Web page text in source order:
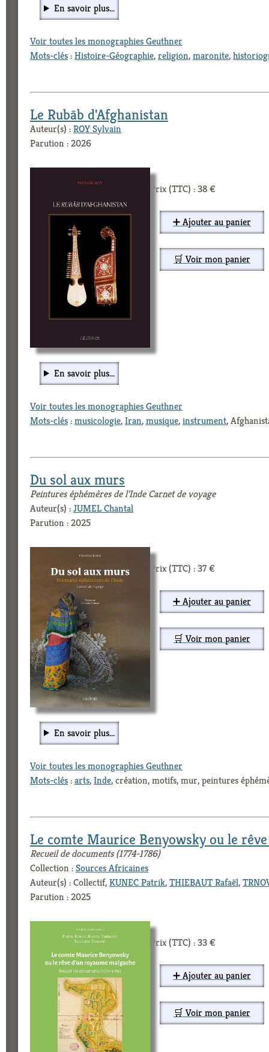
En savoir plus...
Voir toutes les monographies Geuthner
Mots-clés:Histoire-Géographie,religion,maronite,
Le Rubāb d'Afghanistan
Auteur(s) :ROY Sylvain
Parution : 2026
Prix (TTC) : 38 €
➕ Ajouter au panier
🛒 Voir mon panier
En savoir plus...
Voir toutes les monographies Geuthner
Mots-clés:musicologie,Iran,musique,instrument,
Du sol aux murs
Peintures éphémères de l’Inde Carnet de voyage
Auteur(s) :JUMEL Chantal
Parution : 2025
Prix (TTC) : 37 €
➕ Ajouter au panier
🛒 Voir mon panier
En savoir plus...
Voir toutes les monographies Geuthner
Mots-clés:arts,Inde, création, motifs, mur, peintures
Le comte Maurice Benyowsky ou le
Recueil de documents (1774-1786)
Collection :Sources Africaines
Auteur(s) : Collectif,KUNEC Patrik,THIEBAUT Rafaël,
Parution : 2025
Prix (TTC) : 33 €
➕ Ajouter au panier
🛒 Voir mon panier